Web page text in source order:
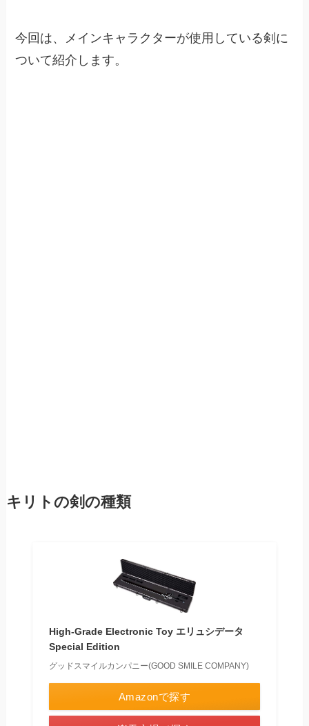
今回は、メインキャラクターが使用している剣に
ついて紹介します。
キリトの剣の種類
High-Grade Electronic Toy エリュシデータ
Special Edition
グッドスマイルカンパニー(GOOD SMILE COMPANY)
Amazonで探す